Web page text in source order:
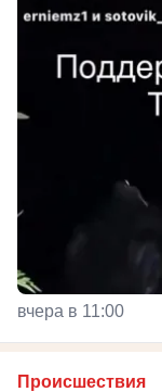
вчера в 11:00
Происшествия